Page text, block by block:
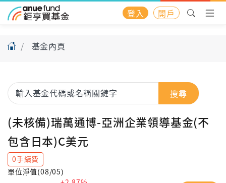
登入 開戶
基金內頁
搜尋
(未核備)瑞萬通博-亞洲企業領導基金(不
包含日本)C美元
0手續費
單位淨值(08/05)